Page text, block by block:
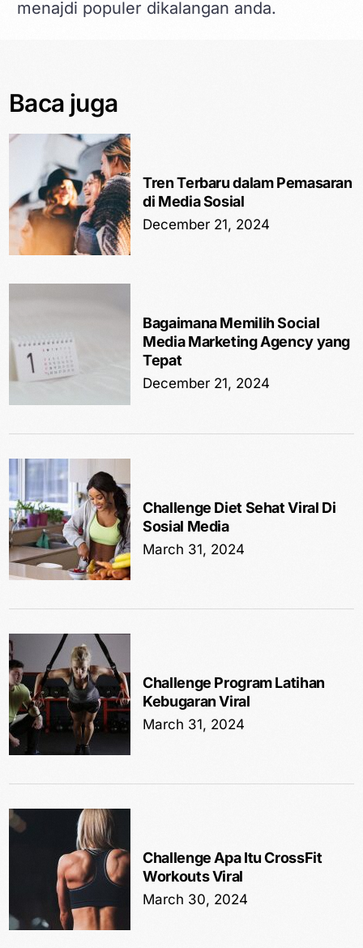
menajdi populer dikalangan anda.
Baca juga
Tren Terbaru dalam Pemasaran
di Media Sosial
December 21, 2024
Bagaimana Memilih Social
Media Marketing Agency yang
Tepat
December 21, 2024
Challenge Diet Sehat Viral Di
Sosial Media
March 31, 2024
Challenge Program Latihan
Kebugaran Viral
March 31, 2024
Challenge Apa Itu CrossFit
Workouts Viral
March 30, 2024